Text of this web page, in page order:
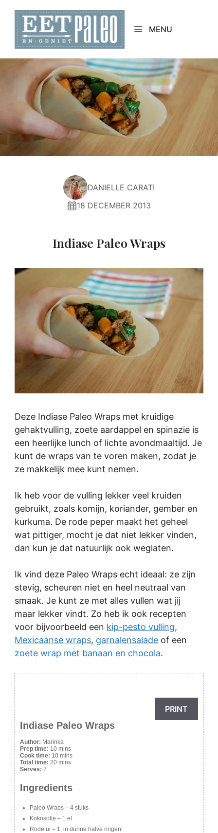
content
MENU
DANIELLE CARATI
18 DECEMBER 2013
Indiase Paleo Wraps
Deze Indiase Paleo Wraps met kruidige
gehaktvulling, zoete aardappel en spinazie is
een heerlijke lunch of lichte avondmaaltijd. Je
kunt de wraps van te voren maken, zodat je
ze makkelijk mee kunt nemen.
Ik heb voor de vulling lekker veel kruiden
gebruikt, zoals komijn, koriander, gember en
kurkuma. De rode peper maakt het geheel
wat pittiger, mocht je dat niet lekker vinden,
dan kun je dat natuurlijk ook weglaten.
Ik vind deze Paleo Wraps echt ideaal: ze zijn
stevig, scheuren niet en heel neutraal van
smaak. Je kunt ze met alles vullen wat jij
maar lekker vindt. Zo heb ik ook recepten
voor bijvoorbeeld een kip-pesto vulling,
Mexicaanse wraps, garnalensalade of een
zoete wrap met banaan en chocola.
PRINT
Indiase Paleo Wraps
Author: Marinka
Prep time: 10 mins
Cook time: 10 mins
Total time: 20 mins
Serves: 2
Ingredients
Paleo Wraps – 4 stuks
Kokosolie – 1 el
Rode ui – 1, in dunne halve ringen